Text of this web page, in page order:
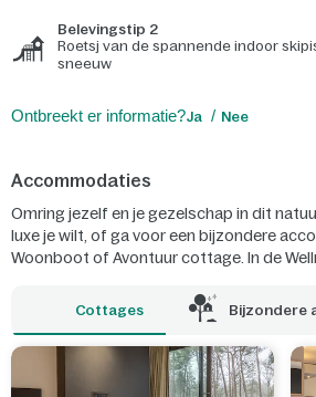
Belevingstip 2
Roetsj van de spannende indoor
sneeuw
Ontbreekt er informatie?Ja Nee
Accommodaties
Omring jezelf en je gezelschap in dit
luxe je wilt, of ga voor een bijzondere
Woonboot of Avontuur cottage. In de
Cottages Bijzondere